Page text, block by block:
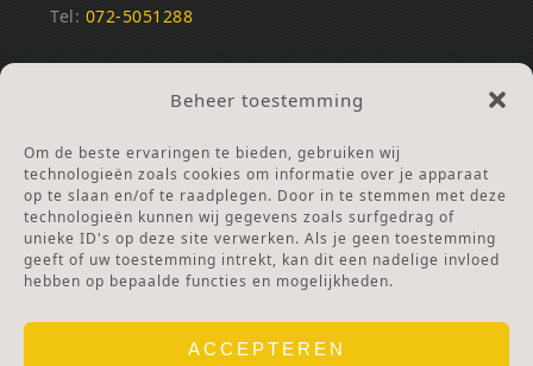
Beheer toestemming
Om de beste ervaringen te bieden, gebruiken wij
technologieën zoals cookies om informatie over je apparaat
op te slaan en/of te raadplegen. Door in te stemmen met deze
technologieën kunnen wij gegevens zoals surfgedrag of
unieke ID's op deze site verwerken. Als je geen toestemming
geeft of uw toestemming intrekt, kan dit een nadelige invloed
hebben op bepaalde functies en mogelijkheden.
ACCEPTEREN
Tel: 072-5051288
REKENINGNUMMERS
NL25INGB0000672168
Ga naar Doneren
ANBI Stichting
RSIN nummer:002832987